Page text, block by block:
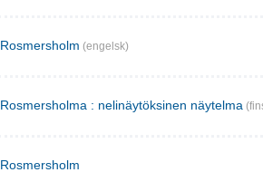
Rosmersholm (engelsk)
Rosmersholma : nelinäytöksinen näytelma
Rosmersholm